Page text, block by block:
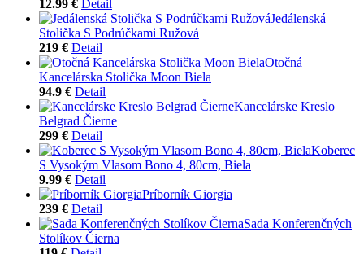
12.99 € Detail
Jedálenská
Stolička S Podrúčkami Ružová
219 € Detail
Otočná
Kancelárska Stolička Moon Biela
94.9 € Detail
Kancelárske Kreslo
Belgrad Čierne
299 € Detail
Koberec
S Vysokým Vlasom Bono 4, 80cm, Biela
9.99 € Detail
Príborník Giorgia
239 € Detail
Sada Konferenčných
Stolíkov Čierna